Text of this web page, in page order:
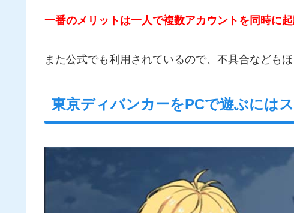
一番のメリットは一人で複数アカウントを同時に起
また公式でも利用されているので、不具合などもほ
東京ディバンカーをPCで遊ぶには